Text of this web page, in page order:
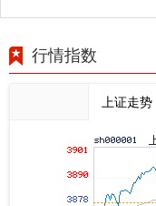
行情指数
上证走势